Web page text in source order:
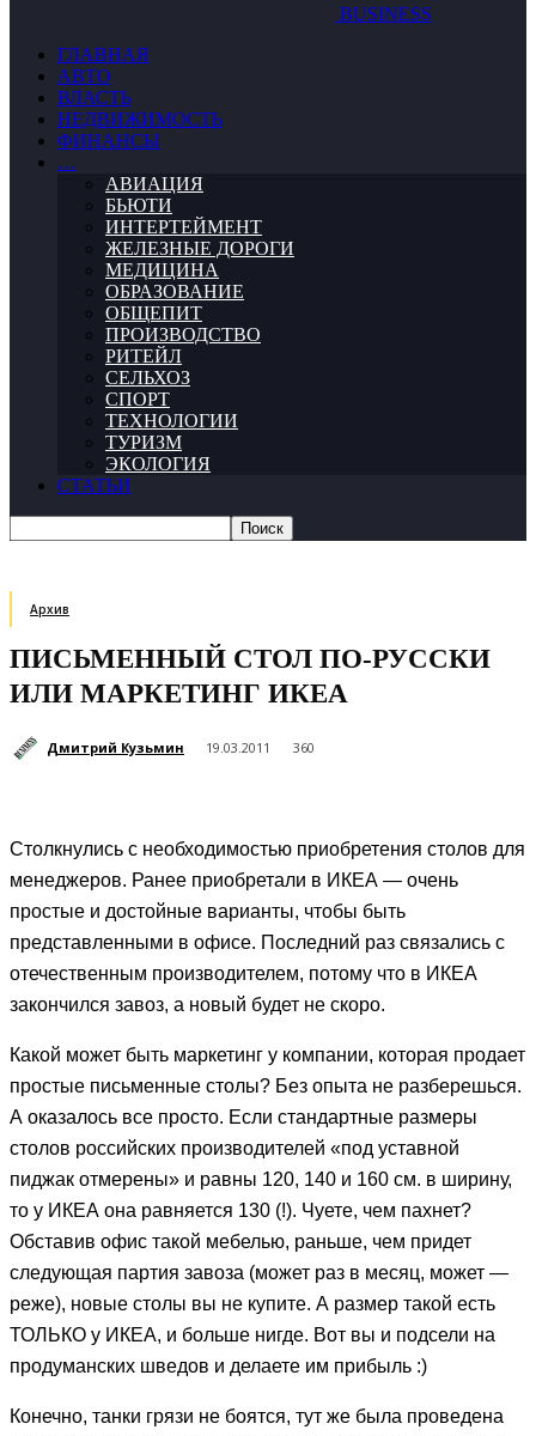
BUSINESS
ГЛАВНАЯ
АВТО
ВЛАСТЬ
НЕДВИЖИМОСТЬ
ФИНАНСЫ
…
АВИАЦИЯ
БЬЮТИ
ИНТЕРТЕЙМЕНТ
ЖЕЛЕЗНЫЕ ДОРОГИ
МЕДИЦИНА
ОБРАЗОВАНИЕ
ОБЩЕПИТ
ПРОИЗВОДСТВО
РИТЕЙЛ
СЕЛЬХОЗ
СПОРТ
ТЕХНОЛОГИИ
ТУРИЗМ
ЭКОЛОГИЯ
СТАТЬИ
Архив
ПИСЬМЕННЫЙ СТОЛ ПО-РУССКИ
ИЛИ МАРКЕТИНГ ИКЕА
Дмитрий Кузьмин 19.03.2011 360
Столкнулись с необходимостью приобретения столов для
менеджеров. Ранее приобретали в ИКЕА — очень
простые и достойные варианты, чтобы быть
представленными в офисе. Последний раз связались с
отечественным производителем, потому что в ИКЕА
закончился завоз, а новый будет не скоро.
Какой может быть маркетинг у компании, которая продает
простые письменные столы? Без опыта не разберешься.
А оказалось все просто. Если стандартные размеры
столов российских производителей «под уставной
пиджак отмерены» и равны 120, 140 и 160 см. в ширину,
то у ИКЕА она равняется 130 (!). Чуете, чем пахнет?
Обставив офис такой мебелью, раньше, чем придет
следующая партия завоза (может раз в месяц, может —
реже), новые столы вы не купите. А размер такой есть
ТОЛЬКО у ИКЕА, и больше нигде. Вот вы и подсели на
продуманских шведов и делаете им прибыль :)
Конечно, танки грязи не боятся, тут же была проведена